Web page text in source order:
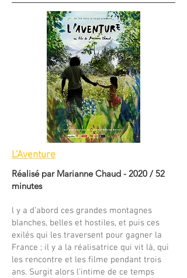
L'Aventure
Réalisé par Marianne Chaud - 2020 / 52
minutes
l y a d’abord ces grandes montagnes
blanches, belles et hostiles, et puis ces
exilés qui les traversent pour gagner la
France ; il y a la réalisatrice qui vit là, qui
les rencontre et les filme pendant trois
ans. Surgit alors l’intime de ce temps